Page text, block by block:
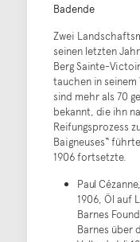
Badende
Zwei
seinen letzten
Berg Sainte-
tauchen in seinem
sind mehr als 70
bekannt, die ihn
Reifungsprozess
Baigneuses“
1906 fortsetzte.
Paul
1906, Öl auf
Barnes
Barnes über